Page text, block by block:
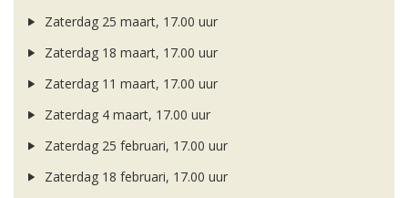
Zaterdag 25 maart, 17.00 uur
Zaterdag 18 maart, 17.00 uur
Zaterdag 11 maart, 17.00 uur
Zaterdag 4 maart, 17.00 uur
Zaterdag 25 februari, 17.00 uur
Zaterdag 18 februari, 17.00 uur